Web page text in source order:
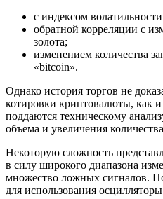
с индексом
обратной корреляции с
золота;
изменением количества
«bitcoin».
Однако история торгов не
котировки криптовалюты, как
поддаются техническому
объема и увеличения
Некоторую сложность
в силу широкого диапазона
множество ложных сигналов.
для использования